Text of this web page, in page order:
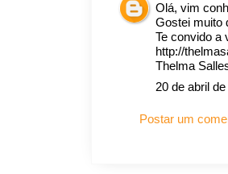
Olá, vim
Gostei muito
Te convido a
http://
Thelma
20 de abril
Postar um